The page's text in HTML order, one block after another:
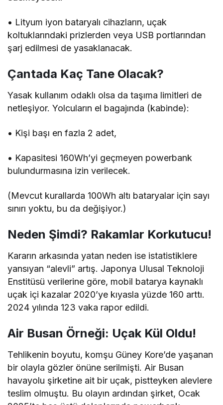
• Lityum iyon bataryalı cihazların, uçak
koltuklarındaki prizlerden veya USB portlarından
şarj edilmesi de yasaklanacak.
Çantada Kaç Tane Olacak?
Yasak kullanım odaklı olsa da taşıma limitleri de
netleşiyor. Yolcuların el bagajında (kabinde):
• Kişi başı en fazla 2 adet,
• Kapasitesi 160Wh’yi geçmeyen powerbank
bulundurmasına izin verilecek.
(Mevcut kurallarda 100Wh altı bataryalar için sayı
sınırı yoktu, bu da değişiyor.)
Neden Şimdi? Rakamlar Korkutucu!
Kararın arkasında yatan neden ise istatistiklere
yansıyan “alevli” artış. Japonya Ulusal Teknoloji
Enstitüsü verilerine göre, mobil batarya kaynaklı
uçak içi kazalar 2020’ye kıyasla yüzde 160 arttı.
2024 yılında 123 vaka rapor edildi.
Air Busan Örneği: Uçak Kül Oldu!
Tehlikenin boyutu, komşu Güney Kore’de yaşanan
bir olayla gözler önüne serilmişti. Air Busan
havayolu şirketine ait bir uçak, pistteyken alevlere
teslim olmuştu. Bu olayın ardından şirket, Ocak